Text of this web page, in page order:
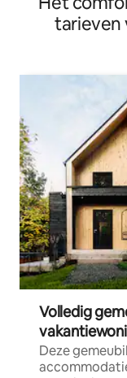
tarieven
Volledig
Deze